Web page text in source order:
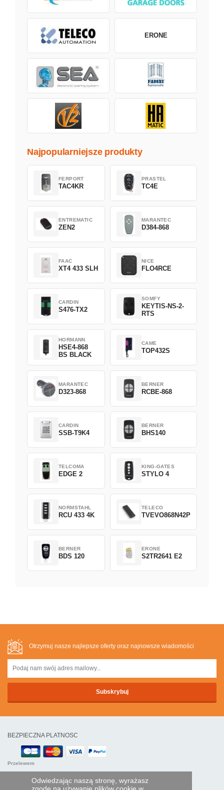
Odwiedzając naszą stronę, wyrażasz
ERONE
Najpopularniejsze produkty
FERPORT
TAC4KR
PRASTEL
TC4E
ENTREMATIC
ZEN2
MARANTEC
D384-868
FAAC
XT4 433 SLH
NICE
FLO4RCE
CARDIN
S476-TX2
SOMFY
KEYTIS-NS-2-
RTS
HORMANN
HSE4-868
BS BLACK
CAME
TOP432S
MARANTEC
D323-868
BERNER
RCBE-868
CARDIN
SSB-T9K4
BERNER
BHS140
TELCOMA
EDGE 2
KING-GATES
STYLO 4
NORMSTAHL
RCU 433 4K
TELECO
TVEVO868N42P
BERNER
BDS 120
ERONE
S2TR2641 E2
Otrzymuj nasze najlepsze oferty oraz najnowsze wiadomości
BEZPIECZNA PLATNOSC
Przelewem
POMOC I USŁUGI